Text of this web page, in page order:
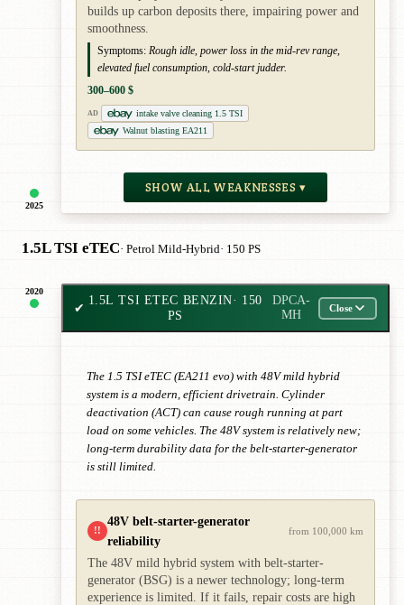
2025
builds up carbon deposits there, impairing power and
smoothness.
Symptoms: Rough idle, power loss in the mid-rev range,
elevated fuel consumption, cold-start judder.
300–600 $
AD
intake valve cleaning 1.5 TSI
Walnut blasting EA211
SHOW ALL WEAKNESSES ▾
1.5L TSI eTEC· Petrol Mild-Hybrid· 150 PS
2020
✔
1.5L TSI ETEC BENZIN· 150
PS
DPCA-
MH
Close
The 1.5 TSI eTEC (EA211 evo) with 48V mild hybrid
system is a modern, efficient drivetrain. Cylinder
deactivation (ACT) can cause rough running at part
load on some vehicles. The 48V system is relatively new;
long-term durability data for the belt-starter-generator
is still limited.
!!
48V belt-starter-generator
reliability
from 100,000 km
The 48V mild hybrid system with belt-starter-
generator (BSG) is a newer technology; long-term
experience is limited. If it fails, repair costs are high